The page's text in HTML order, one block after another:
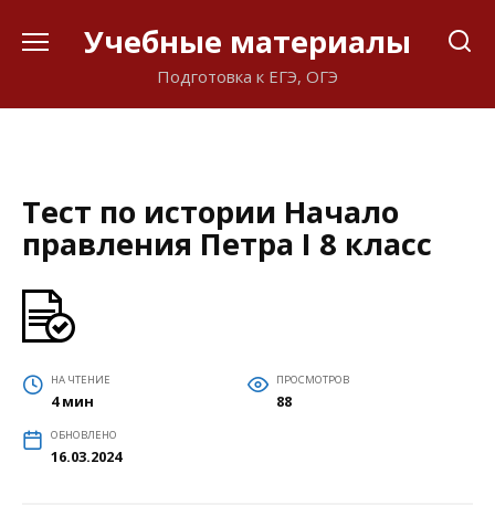
Учебные материалы
Подготовка к ЕГЭ, ОГЭ
Тест по истории Начало
правления Петра I 8 класс
НА ЧТЕНИЕ
4 мин
ПРОСМОТРОВ
88
ОБНОВЛЕНО
16.03.2024